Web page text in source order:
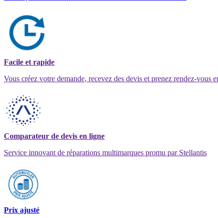
Facile et rapide
Vous créez votre demande, recevez des devis et prenez rendez-vous
Comparateur de devis en ligne
Service innovant de réparations multimarques promu par Stellantis
Prix ajusté